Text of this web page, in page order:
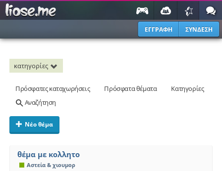
ΕΓΓΡΑΦΗ ΣΥΝΔΕΣΗ
κατηγορίες
Πρόσφατες καταχωρήσεις Πρόσφατα θέματα
Κατηγορίες
Αναζήτηση
Νέο θέμα
θέμα με κολλητο
Αστεία & χιουμορ